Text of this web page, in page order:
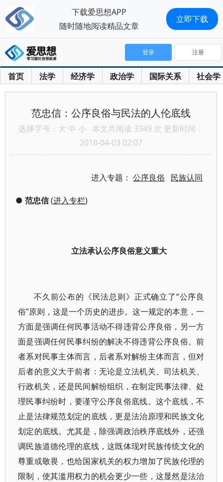
首页 法学 经济学 政治学 国际关系 社会学
登录 注册
范忠信：公序良俗与民法的人伦底线
选择字号： 大 中 小 本文共阅读 3349 次 更新时间：
2018-04-03 02:07
进入专题：公序良俗 民族认同
● 范忠信(进入专栏)
立法承认公序良俗意义重大
不久前公布的《民法总则》正式确立了“公序良
俗”原则，这是一个历史的进步。这一规定的本意，一
方面是强调任何民事活动不得违背公序良俗，另一方
面是强调任何民事纠纷的解决不得违背公序良俗。前
者系对民事主体而言，后者系对解纷主体而言，但对
后者的意义大于前者：无论是立法机关、司法机关、
行政机关，还是民间解纷组织，在制定民事法律、处
理民事纠纷时，要谨守公序良俗底线。这个底线，不
止是法律规范划定的底线，更是法治原理和民族文化
划定的底线。尤其是，除强调政治秩序底线外，还强
调民族道德伦理的底线，这既体现对民族传统文化的
尊重或敬畏，也给国家机关的权力增加了民族伦理的
限制，使其滥用权力的机会更少一些，这显然是法治
下载爱思想APP
随时随地阅读精品文章
立即下载